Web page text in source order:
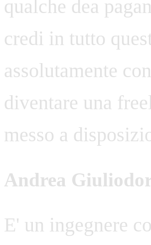
qualche dea
credi in tutto
assolutamente
diventare una
messo a
Andrea
E' un ingegnere